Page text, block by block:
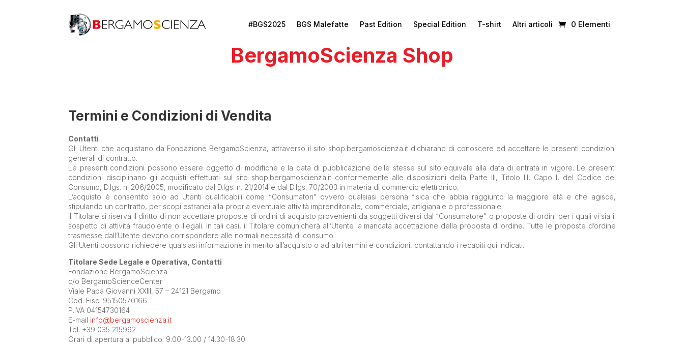
#BGS2025 BGS Malefatte Past Edition Special Edition T-shirt Altri articoli 0 Elementi
BergamoScienza Shop
Termini e Condizioni di Vendita
Contatti
Gli Utenti che acquistano da Fondazione BergamoScienza, attraverso il sito shop.bergamoscienza.it dichiarano di conoscere ed accettare le presenti condizioni
generali di contratto.
Le presenti condizioni possono essere oggetto di modifiche e la data di pubblicazione delle stesse sul sito equivale alla data di entrata in vigore. Le presenti
condizioni disciplinano gli acquisti effettuati sul sito shop.bergamoscienza.it conformemente alle disposizioni della Parte III, Titolo III, Capo I, del Codice del
Consumo, D.lgs. n. 206/2005, modificato dal D.lgs. n. 21/2014 e dal D.lgs. 70/2003 in materia di commercio elettronico.
L’acquisto è consentito solo ad Utenti qualificabili come “Consumatori” ovvero qualsiasi persona fisica che abbia raggiunto la maggiore età e che agisce,
stipulando un contratto, per scopi estranei alla propria eventuale attività imprenditoriale, commerciale, artigianale o professionale.
Il Titolare si riserva il diritto di non accettare proposte di ordini di acquisto provenienti da soggetti diversi dal “Consumatore” o proposte di ordini per i quali vi sia il
sospetto di attività fraudolente o illegali. In tali casi, il Titolare comunicherà all’Utente la mancata accettazione della proposta di ordine. Tutte le proposte d’ordine
trasmesse dall’Utente devono corrispondere alle normali necessità di consumo.
Gli Utenti possono richiedere qualsiasi informazione in merito all’acquisto o ad altri termini e condizioni, contattando i recapiti qui indicati.
Titolare Sede Legale e Operativa, Contatti
Fondazione BergamoScienza
c/o BergamoScienceCenter
Viale Papa Giovanni XXIII, 57 – 24121 Bergamo
Cod. Fisc. 95150570166
P.IVA 04154730164
E-mail info@bergamoscienza.it
Tel. +39 035 215992
Orari di apertura al pubblico: 9.00-13.00 / 14.30-18.30